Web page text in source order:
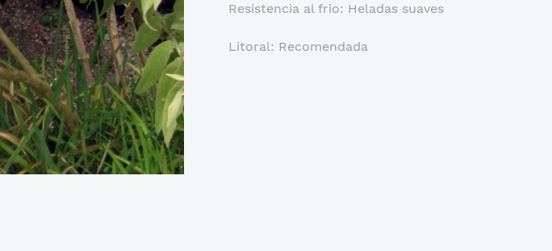
Resistencia al frio: Heladas suaves
Litoral: Recomendada